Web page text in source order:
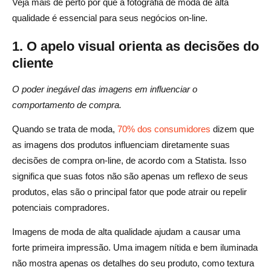
Veja mais de perto por que a fotografia de moda de alta
qualidade é essencial para seus negócios on-line.
1. O apelo visual orienta as decisões do
cliente
O poder inegável das imagens em influenciar o
comportamento de compra.
Quando se trata de moda, 70% dos consumidores dizem que
as imagens dos produtos influenciam diretamente suas
decisões de compra on-line, de acordo com a Statista. Isso
significa que suas fotos não são apenas um reflexo de seus
produtos, elas são o principal fator que pode atrair ou repelir
potenciais compradores.
Imagens de moda de alta qualidade ajudam a causar uma
forte primeira impressão. Uma imagem nítida e bem iluminada
não mostra apenas os detalhes do seu produto, como textura